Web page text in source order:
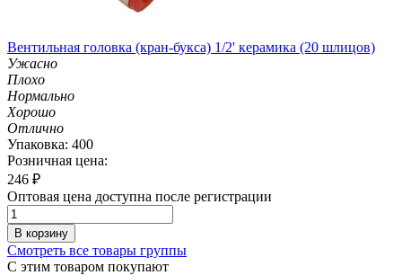
Вентильная головка (кран-букса) 1/2' керамика (20 шлицов)
Ужасно
Плохо
Нормально
Хорошо
Отлично
Упаковка: 400
Розничная цена:
246 ₽
Оптовая цена доступна после регистрации
В корзину
Смотреть все товары группы
С этим товаром покупают